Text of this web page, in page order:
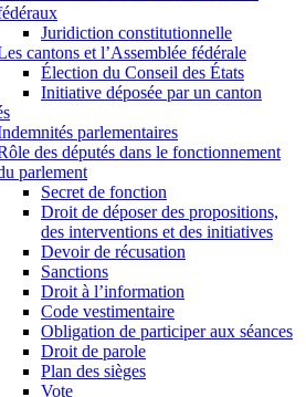
Juridiction constitutionnelle
cantons et l’Assemblée fédérale
Élection du Conseil des États
Initiative déposée par un canton
parlementaires
des députés dans le fonctionnement
parlement
Secret de fonction
Droit de déposer des propositions,
des interventions et des initiatives
Devoir de récusation
Sanctions
Droit à l’information
Code vestimentaire
Obligation de participer aux séances
Droit de parole
Plan des sièges
Vote